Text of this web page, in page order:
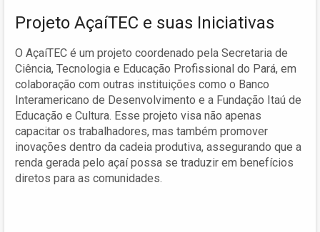
Projeto AçaíTEC e suas Iniciativas
O AçaíTEC é um projeto coordenado pela Secretaria de
Ciência, Tecnologia e Educação Profissional do Pará, em
colaboração com outras instituições como o Banco
Interamericano de Desenvolvimento e a Fundação Itaú de
Educação e Cultura. Esse projeto visa não apenas
capacitar os trabalhadores, mas também promover
inovações dentro da cadeia produtiva, assegurando que a
renda gerada pelo açaí possa se traduzir em benefícios
diretos para as comunidades.